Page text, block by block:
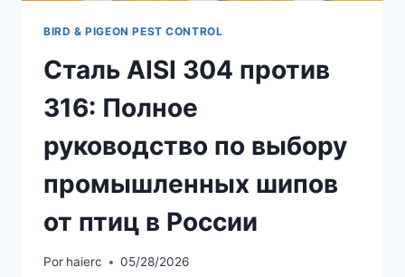
BIRD & PIGEON PEST CONTROL
Сталь AISI 304 против
316: Полное
руководство по выбору
промышленных шипов
от птиц в России
Por haierc 05/28/2026